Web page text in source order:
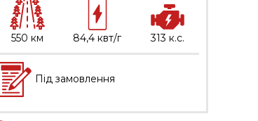
550 км 84,4 квт/г 313 к.с.
Під замовлення